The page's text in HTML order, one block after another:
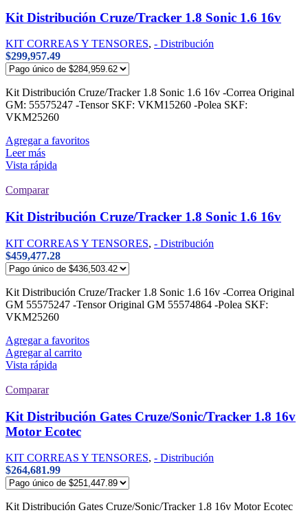
Kit Distribución Cruze/Tracker 1.8 Sonic 1.6 16v
KIT CORREAS Y TENSORES, - Distribución
$299,957.49
Kit Distribución Cruze/Tracker 1.8 Sonic 1.6 16v -Correa Original
GM: 55575247 -Tensor SKF: VKM15260 -Polea SKF:
VKM25260
Agregar a favoritos
Leer más
Vista rápida
Comparar
Kit Distribución Cruze/Tracker 1.8 Sonic 1.6 16v
KIT CORREAS Y TENSORES, - Distribución
$459,477.28
Kit Distribución Cruze/Tracker 1.8 Sonic 1.6 16v -Correa Original
GM 55575247 -Tensor Original GM 55574864 -Polea SKF:
VKM25260
Agregar a favoritos
Agregar al carrito
Vista rápida
Comparar
Kit Distribución Gates Cruze/Sonic/Tracker 1.8 16v
Motor Ecotec
KIT CORREAS Y TENSORES, - Distribución
$264,681.99
Kit Distribución Gates Cruze/Sonic/Tracker 1.8 16v Motor Ecotec